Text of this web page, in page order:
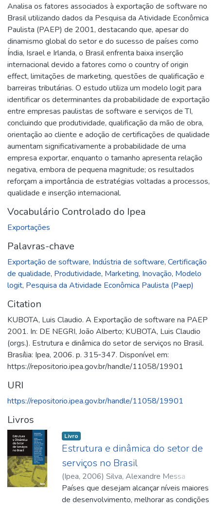
Analisa os fatores associados à exportação de software no
Brasil utilizando dados da Pesquisa da Atividade Econômica
Paulista (PAEP) de 2001, destacando que, apesar do
dinamismo global do setor e do sucesso de países como
Índia, Israel e Irlanda, o Brasil enfrenta baixa inserção
internacional devido a fatores como o country of origin
effect, limitações de marketing, questões de qualificação e
barreiras tributárias. O estudo utiliza um modelo logit para
identificar os determinantes da probabilidade de exportação
entre empresas paulistas de software e serviços de TI,
concluindo que produtividade, qualificação da mão de obra,
orientação ao cliente e adoção de certificações de qualidade
aumentam significativamente a probabilidade de uma
empresa exportar, enquanto o tamanho apresenta relação
negativa, embora de pequena magnitude; os resultados
reforçam a importância de estratégias voltadas a processos,
qualidade e inserção internacional.
Vocabulário Controlado do Ipea
Exportações
Palavras-chave
Exportação de software, Indústria de software, Certificação
de qualidade, Produtividade, Marketing, Inovação, Modelo
logit, Pesquisa da Atividade Econômica Paulista (Paep)
Citation
KUBOTA, Luis Claudio. A Exportação de software na PAEP
2001. In: DE NEGRI, João Alberto; KUBOTA, Luis Claudio
(orgs.). Estrutura e dinâmica do setor de serviços no Brasil.
Brasília: Ipea, 2006. p. 315‑347. Disponível em:
https://repositorio.ipea.gov.br/handle/11058/19901
URI
https://repositorio.ipea.gov.br/handle/11058/19901
Livros
Livro
Estrutura e dinâmica do setor de
serviços no Brasil
(Ipea, 2006) Silva, Alexandre Messa
Peixoto da ;Kon, Anita;Freire, Carlos Torres;
Meirelles, Dimária Silva e;Domingues,
Países que desejam alcançar níveis maiores
de desenvolvimento, melhorar as condições